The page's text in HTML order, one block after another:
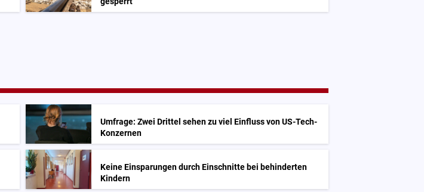
Umfrage: Zwei Drittel sehen zu viel Einfluss von US-Tech-
Konzernen
Keine Einsparungen durch Einschnitte bei behinderten
Kindern